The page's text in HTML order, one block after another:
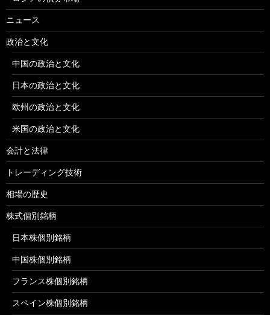
ニュース
政治と文化
中国の政治と文化
日本の政治と文化
欧州の政治と文化
米国の政治と文化
会計と法律
トレーディング技術
相場の歴史
株式個別銘柄
日本株個別銘柄
中国株個別銘柄
フランス株個別銘柄
スペイン株個別銘柄